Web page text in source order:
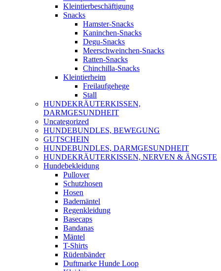
Kleintierbeschäftigung
Snacks
Hamster-Snacks
Kaninchen-Snacks
Degu-Snacks
Meerschweinchen-Snacks
Ratten-Snacks
Chinchilla-Snacks
Kleintierheim
Freilaufgehege
Stall
HUNDEKRÄUTERKISSEN,
DARMGESUNDHEIT
Uncategorized
HUNDEBUNDLES, BEWEGUNG
GUTSCHEIN
HUNDEBUNDLES, DARMGESUNDHEIT
HUNDEKRÄUTERKISSEN, NERVEN & ÄNGSTE
Hundebekleidung
Pullover
Schutzhosen
Hosen
Bademäntel
Regenkleidung
Basecaps
Bandanas
Mäntel
T-Shirts
Rüdenbänder
Duftmarke Hunde Loop